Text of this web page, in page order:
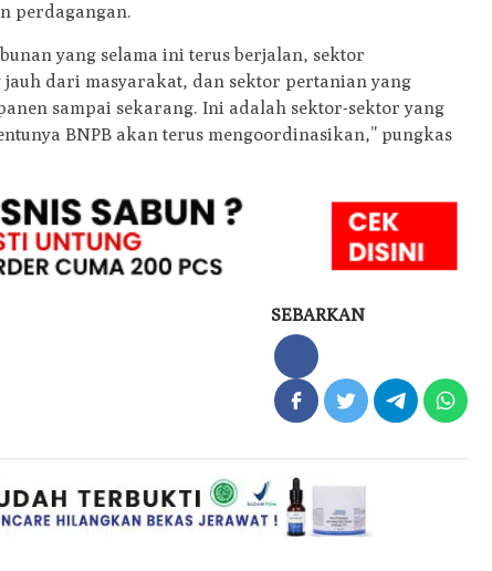
perdagangan.
yang selama ini terus berjalan, sektor
jauh dari masyarakat, dan sektor pertanian yang
sampai sekarang. Ini adalah sektor-sektor yang
BNPB akan terus mengoordinasikan,” pungkas
SEBARKAN